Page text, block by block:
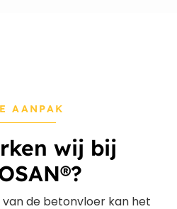
AANPAK
wij bij
de betonvloer kan het